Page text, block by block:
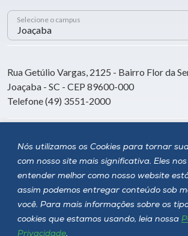
Nós utilizamos os Cookies para tornar
com nosso site mais significativa. Eles
entender melhor como nosso website
assim podemos entregar conteúdo sob
você. Para mais informações sobre os
cookies que estamos usando, leia nossa
Privacidade.
Selecione o campus
Rua Getúlio Vargas, 2125 - Bairro Flor da
Joaçaba - SC - CEP 89600-000
Telefone (49) 3551-2000
Siga a Unoesc